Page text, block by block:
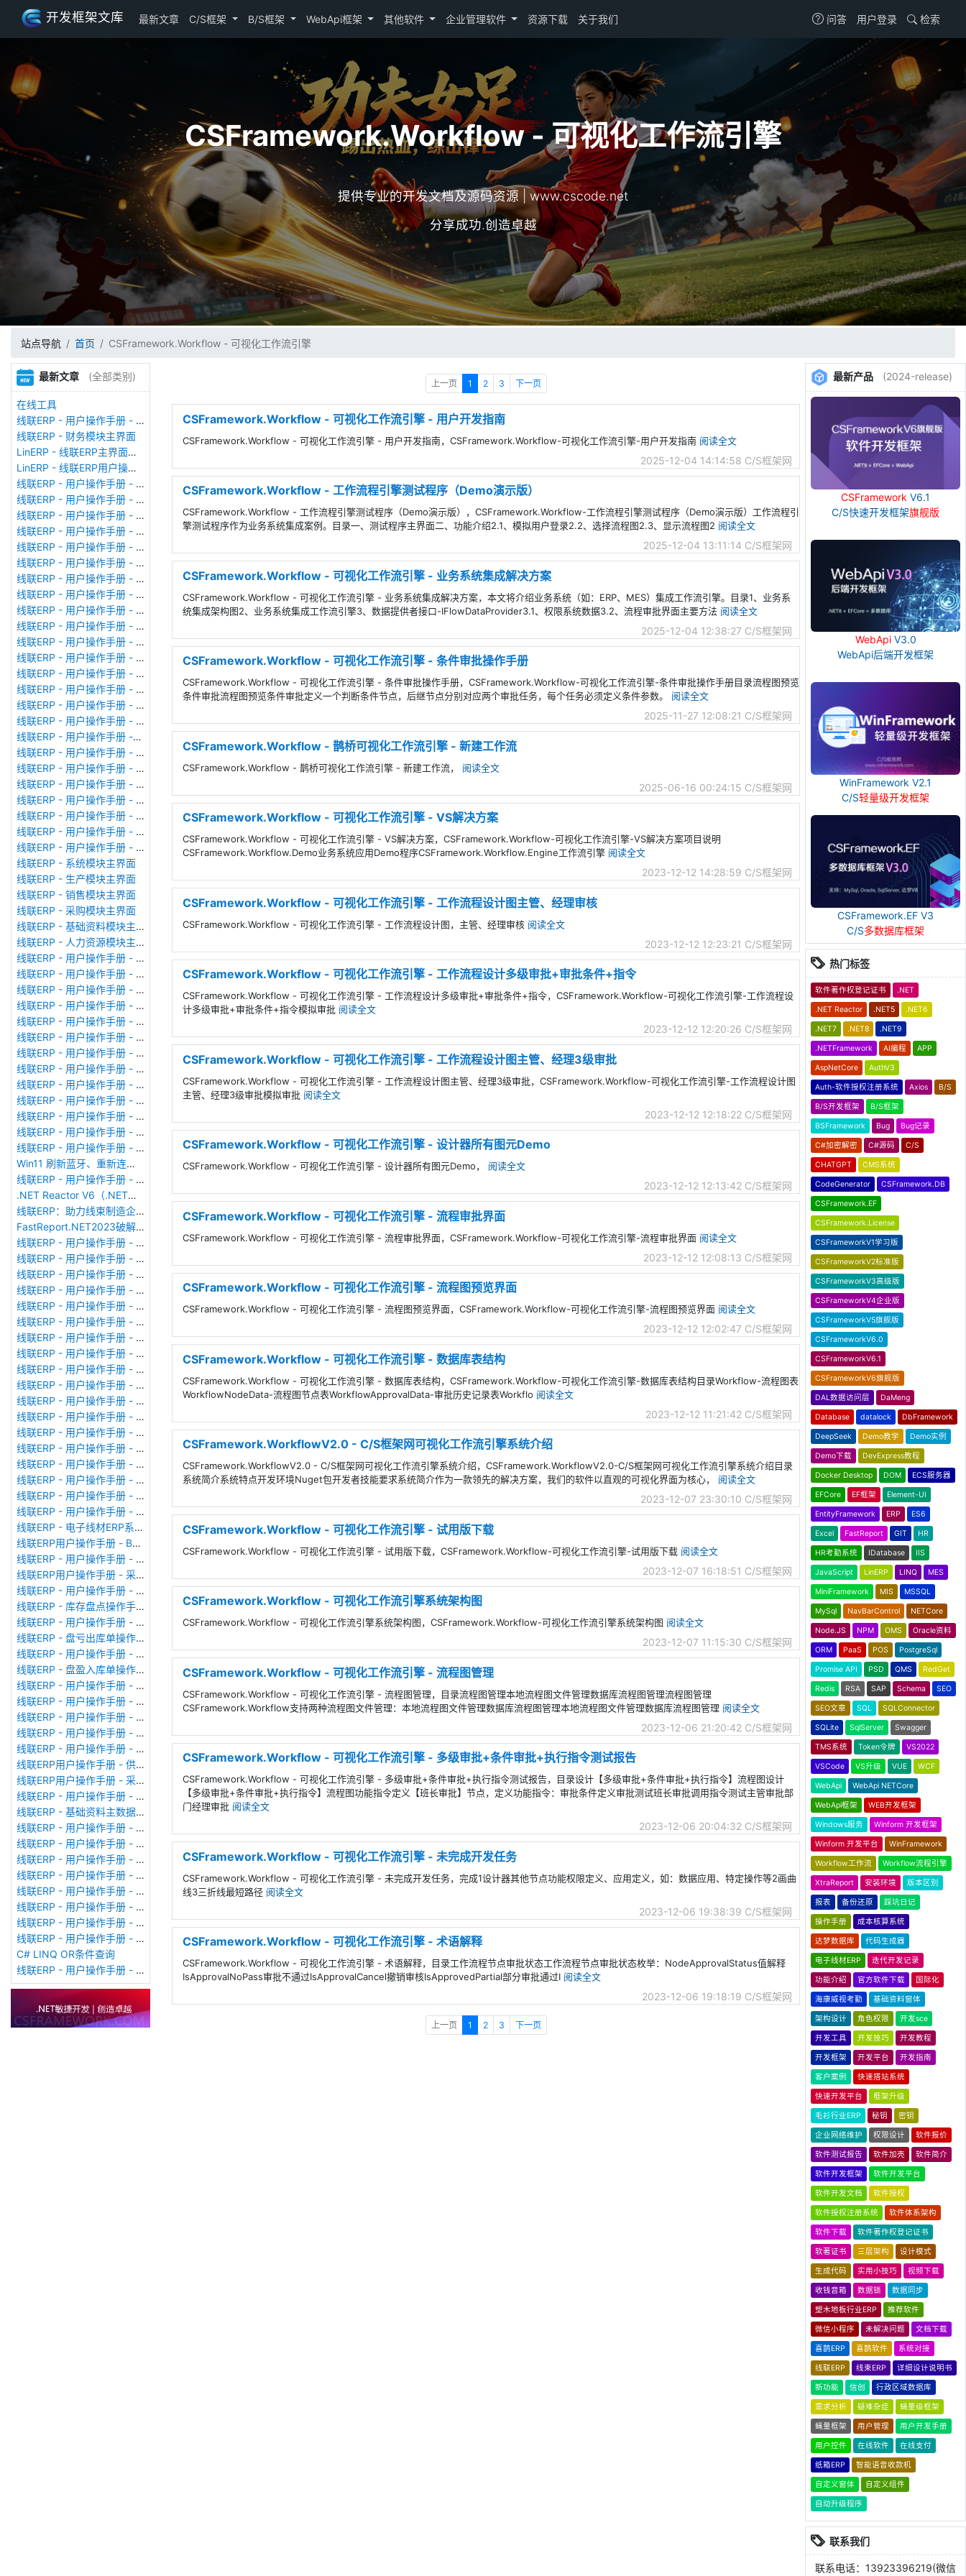
开发框架文库 最新文章 C/S框架 B/S框架 WebApi框架 其他软件 企业管理软件 资源下载 关于我们 问答 用户登录 检索
CSFramework.Workflow - 可视化工作流引擎
提供专业的开发文档及源码资源 | www.cscode.net
分享成功.创造卓越
站点导航 首页 CSFramework.Workflow - 可视化工作流引擎
最新文章 (全部类别)
在线工具
线联ERP - 用户操作手册 - 存货期初
线联ERP - 财务模块主界面
LinERP - 线联ERP主界面（HOME）
LinERP - 线联ERP用户操作手册 - 系统登陆
线联ERP - 用户操作手册 - 查看在线用户
线联ERP - 用户操作手册 - 数据备份
线联ERP - 用户操作手册 - 工厂管理
线联ERP - 用户操作手册 - 帐套管理
线联ERP - 用户操作手册 - 语种设置
线联ERP - 用户操作手册 - 国际化多语言
线联ERP - 用户操作手册 - 报表管理
线联ERP - 用户操作手册 - 字段名管理
线联ERP - 用户操作手册 - 模块管理
线联ERP - 用户操作手册 - 广播消息
线联ERP - 用户操作手册 - 审计日志
线联ERP - 用户操作手册 - 公司资料设置
线联ERP - 用户操作手册 - 系统参数设置
线联ERP - 用户操作手册 - 单据类型
线联ERP - 用户操作手册 - 号码规则
线联ERP - 用户操作手册 - 功能菜单
线联ERP - 用户操作手册 -分配临时角色
线联ERP - 用户操作手册 - 组织架构
线联ERP - 用户操作手册 - 用户管理
线联ERP - 用户操作手册 - 角色/岗位管理
线联ERP - 用户操作手册 - 暂估入库明细表
线联ERP - 用户操作手册 - 物料收发明细表
线联ERP - 用户操作手册 - 即时库存余额表
线联ERP - 用户操作手册 - 库存账龄分析表
线联ERP - 系统模块主界面
线联ERP - 生产模块主界面
线联ERP - 销售模块主界面
线联ERP - 采购模块主界面
线联ERP - 基础资料模块主界面
线联ERP - 人力资源模块主界面
线联ERP - 用户操作手册 - 个人考勤报表（横向）
线联ERP - 用户操作手册 - 部门考勤报表
线联ERP - 用户操作手册 - 个人考勤报表
线联ERP - 用户操作手册 - 考勤计算
线联ERP - 用户操作手册 - 节假日管理
线联ERP - 用户操作手册 - 请假管理
线联ERP - 用户操作手册 - 补卡管理
线联ERP - 用户操作手册 - 考勤设备管理
线联ERP - 用户操作手册 - 考勤参数配置
线联ERP - 用户操作手册 - 考勤设备绑定
线联ERP - 用户操作手册 - 员工档案
线联ERP - 用户操作手册 - 班次管理
线联ERP - 用户操作手册 - 排班管理
Win11 刷新蓝牙、重新连接蓝牙音响
线联ERP - 用户操作手册 - 成品入库单
.NET Reactor V6（.NET混淆器）加壳软件使用
线联ERP：助力线束制造企业迈向数智化新征程
FastReport.NET2023破解版去除水印DEMO VERSION (2025.1.14/2023.2.18版本)
线联ERP - 用户操作手册 - 系统初始化
线联ERP - 用户操作手册 - 财务科目
线联ERP - 用户操作手册 - 现金流量表
线联ERP - 用户操作手册 - 成本调整单
线联ERP - 用户操作手册 - 月结&结账
线联ERP - 用户操作手册 - 制作凭证
线联ERP - 用户操作手册 - 成本核算
线联ERP - 用户操作手册 - 往来核销单
线联ERP - 用户操作手册 - 采购发票
线联ERP - 用户操作手册 - 应收单据
线联ERP - 用户操作手册 - 供应商对账单
线联ERP - 用户操作手册 - 往来付款单
线联ERP - 用户操作手册 - 往来收款单
线联ERP - 用户操作手册 - 客户对账单
线联ERP - 用户操作手册 - 销售发票
线联ERP - 用户操作手册 - 应付单据
线联ERP - 用户操作手册 - 应付期初
线联ERP - 用户操作手册 - 应收期初
线联ERP - 电子线材ERP系统、线束ERP系统常用报表格式
线联ERP用户操作手册 - BOM管理
线联ERP - 用户操作手册 - 生产计划
线联ERP用户操作手册 - 采购申请单
线联ERP - 用户操作手册 - 仓库转换
线联ERP - 库存盘点操作手册
线联ERP - 用户操作手册 - 成品出库单
线联ERP - 盘亏出库单操作手册
线联ERP - 用户操作手册 - 其他出库单
线联ERP - 盘盈入库单操作手册
线联ERP - 用户操作手册 - 生产领料单
线联ERP - 用户操作手册 - 其他入库单
线联ERP - 用户操作手册 - 采购入库单
线联ERP - 用户操作手册 - 业务对账单（Sales Statement）
线联ERP - 用户操作手册 - 付款申请单
线联ERP用户操作手册 - 供应商价格表
线联ERP用户操作手册 - 采购订单
线联ERP - 用户操作手册 - 成本核算表
线联ERP - 基础资料主数据库列表
线联ERP - 用户操作手册 - 委外备料冲销单
线联ERP - 用户操作手册 - 委外加工单
线联ERP - 用户操作手册 - 生产备料单
线联ERP - 用户操作手册 - MRP计划统筹
线联ERP - 用户操作手册 - 报价单（Quotation Order）
线联ERP - 用户操作手册 - 形式发票（Proforma Invoice）
线联ERP - 用户操作手册 - 销售订单（Sales Order）
线联ERP - 用户操作手册 - 客户费用登记表
C# LINQ OR条件查询
线联ERP - 用户操作手册 - 客户价格表
上一页 1 2 3 下一页
CSFramework.Workflow - 可视化工作流引擎 - 用户开发指南
CSFramework.Workflow - 可视化工作流引擎 - 用户开发指南，CSFramework.Workflow-可视化工作流引擎-用户开发指南 阅读全文
2025-12-04 14:14:58 C/S框架网
CSFramework.Workflow - 工作流程引擎测试程序（Demo演示版）
CSFramework.Workflow - 工作流程引擎测试程序（Demo演示版），CSFramework.Workflow-工作流程引擎测试程序（Demo演示版）工作流程引
擎测试程序作为业务系统集成案例。目录一、测试程序主界面二、功能介绍2.1、模拟用户登录2.2、选择流程图2.3、显示流程图2 阅读全文
2025-12-04 13:11:14 C/S框架网
CSFramework.Workflow - 可视化工作流引擎 - 业务系统集成解决方案
CSFramework.Workflow - 可视化工作流引擎 - 业务系统集成解决方案，本文将介绍业务系统（如：ERP、MES）集成工作流引擎。目录1、业务系
统集成架构图2、业务系统集成工作流引擎3、数据提供者接口-IFlowDataProvider3.1、权限系统数据3.2、流程审批界面主要方法 阅读全文
2025-12-04 12:38:27 C/S框架网
CSFramework.Workflow - 可视化工作流引擎 - 条件审批操作手册
CSFramework.Workflow - 可视化工作流引擎 - 条件审批操作手册，CSFramework.Workflow-可视化工作流引擎-条件审批操作手册目录流程图预览
条件审批流程图预览条件审批定义一个判断条件节点，后继节点分别对应两个审批任务，每个任务必须定义条件参数。 阅读全文
2025-11-27 12:08:21 C/S框架网
CSFramework.Workflow - 鹊桥可视化工作流引擎 - 新建工作流
CSFramework.Workflow - 鹊桥可视化工作流引擎 - 新建工作流， 阅读全文
2025-06-16 00:24:15 C/S框架网
CSFramework.Workflow - 可视化工作流引擎 - VS解决方案
CSFramework.Workflow - 可视化工作流引擎 - VS解决方案，CSFramework.Workflow-可视化工作流引擎-VS解决方案项目说明
CSFramework.Workflow.Demo业务系统应用Demo程序CSFramework.Workflow.Engine工作流引擎 阅读全文
2023-12-12 14:28:59 C/S框架网
CSFramework.Workflow - 可视化工作流引擎 - 工作流程设计图主管、经理审核
CSFramework.Workflow - 可视化工作流引擎 - 工作流程设计图，主管、经理审核 阅读全文
2023-12-12 12:23:21 C/S框架网
CSFramework.Workflow - 可视化工作流引擎 - 工作流程设计多级审批+审批条件+指令
CSFramework.Workflow - 可视化工作流引擎 - 工作流程设计多级审批+审批条件+指令，CSFramework.Workflow-可视化工作流引擎-工作流程设
计多级审批+审批条件+指令模拟审批 阅读全文
2023-12-12 12:20:26 C/S框架网
CSFramework.Workflow - 可视化工作流引擎 - 工作流程设计图主管、经理3级审批
CSFramework.Workflow - 可视化工作流引擎 - 工作流程设计图主管、经理3级审批，CSFramework.Workflow-可视化工作流引擎-工作流程设计图
主管、经理3级审批模拟审批 阅读全文
2023-12-12 12:18:22 C/S框架网
CSFramework.Workflow - 可视化工作流引擎 - 设计器所有图元Demo
CSFramework.Workflow - 可视化工作流引擎 - 设计器所有图元Demo， 阅读全文
2023-12-12 12:13:42 C/S框架网
CSFramework.Workflow - 可视化工作流引擎 - 流程审批界面
CSFramework.Workflow - 可视化工作流引擎 - 流程审批界面，CSFramework.Workflow-可视化工作流引擎-流程审批界面 阅读全文
2023-12-12 12:08:13 C/S框架网
CSFramework.Workflow - 可视化工作流引擎 - 流程图预览界面
CSFramework.Workflow - 可视化工作流引擎 - 流程图预览界面，CSFramework.Workflow-可视化工作流引擎-流程图预览界面 阅读全文
2023-12-12 12:02:47 C/S框架网
CSFramework.Workflow - 可视化工作流引擎 - 数据库表结构
CSFramework.Workflow - 可视化工作流引擎 - 数据库表结构，CSFramework.Workflow-可视化工作流引擎-数据库表结构目录Workflow-流程图表
WorkflowNodeData-流程图节点表WorkflowApprovalData-审批历史记录表Workflo 阅读全文
2023-12-12 11:21:42 C/S框架网
CSFramework.WorkflowV2.0 - C/S框架网可视化工作流引擎系统介绍
CSFramework.WorkflowV2.0 - C/S框架网可视化工作流引擎系统介绍，CSFramework.WorkflowV2.0-C/S框架网可视化工作流引擎系统介绍目录
系统简介系统特点开发环境Nuget包开发者技能要求系统简介作为一款领先的解决方案，我们的软件以直观的可视化界面为核心， 阅读全文
2023-12-07 23:30:10 C/S框架网
CSFramework.Workflow - 可视化工作流引擎 - 试用版下载
CSFramework.Workflow - 可视化工作流引擎 - 试用版下载，CSFramework.Workflow-可视化工作流引擎-试用版下载 阅读全文
2023-12-07 16:18:51 C/S框架网
CSFramework.Workflow - 可视化工作流引擎系统架构图
CSFramework.Workflow - 可视化工作流引擎系统架构图，CSFramework.Workflow-可视化工作流引擎系统架构图 阅读全文
2023-12-07 11:15:30 C/S框架网
CSFramework.Workflow - 可视化工作流引擎 - 流程图管理
CSFramework.Workflow - 可视化工作流引擎 - 流程图管理，目录流程图管理本地流程图文件管理数据库流程图管理流程图管理
CSFramework.Workflow支持两种流程图文件管理：本地流程图文件管理数据库流程图管理本地流程图文件管理数据库流程图管理 阅读全文
2023-12-06 21:20:42 C/S框架网
CSFramework.Workflow - 可视化工作流引擎 - 多级审批+条件审批+执行指令测试报告
CSFramework.Workflow - 可视化工作流引擎 - 多级审批+条件审批+执行指令测试报告，目录设计【多级审批+条件审批+执行指令】流程图设计
【多级审批+条件审批+执行指令】流程图功能指令定义【班长审批】节点，定义功能指令：审批条件定义审批测试班长审批调用指令测试主管审批部
门经理审批 阅读全文
2023-12-06 20:04:32 C/S框架网
CSFramework.Workflow - 可视化工作流引擎 - 未完成开发任务
CSFramework.Workflow - 可视化工作流引擎 - 未完成开发任务，完成1设计器其他节点功能权限定义、应用定义，如：数据应用、特定操作等2画曲
线3三折线最短路径 阅读全文
2023-12-06 19:38:39 C/S框架网
CSFramework.Workflow - 可视化工作流引擎 - 术语解释
CSFramework.Workflow - 可视化工作流引擎 - 术语解释，目录工作流程节点审批状态工作流程节点审批状态枚举：NodeApprovalStatus值解释
IsApprovalNoPass审批不通过IsApprovalCancel撤销审核IsApprovedPartial部分审批通过I 阅读全文
2023-12-06 19:18:19 C/S框架网
上一页 1 2 3 下一页
最新产品 (2024-release)
CSFramework V6.1
C/S快速开发框架旗舰版
WebApiV3.0
WebApi后端开发框架
WinFramework V2.1
C/S轻量级开发框架
CSFramework.EF V3
C/S多数据库框架
热门标签
软件著作权登记证书 .NET
.NET Reactor .NET5 .NET6
.NET7 .NET8 .NET9
.NETFramework AI编程 APP
AspNetCore AuthV3
Auth-软件授权注册系统 Axios B/S
B/S开发框架 B/S框架
BSFramework Bug Bug记录
C#加密解密 C#源码 C/S
CHATGPT CMS系统
CodeGenerator CSFramework.DB
CSFramework.EF
CSFramework.License
CSFrameworkV1学习版
CSFrameworkV2标准版
CSFrameworkV3高级版
CSFrameworkV4企业版
CSFrameworkV5旗舰版
CSFrameworkV6.0
CSFrameworkV6.1
CSFrameworkV6旗舰版
DAL数据访问层 DaMeng
Database datalock DbFramework
DeepSeek Demo教学 Demo实例
Demo下载 DevExpress教程
Docker Desktop DOM ECS服务器
EFCore EF框架 Element-UI
EntityFramework ERP ES6
Excel FastReport GIT HR
HR考勤系统 IDatabase IIS
JavaScript LinERP LINQ MES
MiniFramework MIS MSSQL
MySql NavBarControl NETCore
Node.JS NPM OMS Oracle资料
ORM PaaS POS PostgreSql
Promise API PSD QMS RedGet
Redis RSA SAP Schema SEO
SEO文章 SQL SQLConnector
SQLite SqlServer Swagger
TMS系统 Token令牌 VS2022
VSCode VS升级 VUE WCF
WebApi WebApi NETCore
WebApi框架 WEB开发框架
Windows服务 Winform 开发框架
Winform 开发平台 WinFramework
Workflow工作流 Workflow流程引擎
XtraReport 安装环境 版本区别
报表 备份还原 踩坑日记
操作手册 成本核算系统
达梦数据库 代码生成器
电子线材ERP 迭代开发记录
功能介绍 官方软件下载 国际化
海康威视考勤 基础资料窗体
架构设计 角色权限 开发sce
开发工具 开发技巧 开发教程
开发框架 开发平台 开发指南
客户案例 快速搭站系统
快速开发平台 框架升级
毛衫行业ERP 秘钥 密钥
企业网络维护 权限设计 软件报价
软件测试报告 软件加壳 软件简介
软件开发框架 软件开发平台
软件开发文档 软件授权
软件授权注册系统 软件体系架构
软件下载 软件著作权登记证书
软著证书 三层架构 设计模式
生成代码 实用小技巧 视频下载
收钱音箱 数据锁 数据同步
塑木地板行业ERP 推荐软件
微信小程序 未解决问题 文档下载
喜鹊ERP 喜鹊软件 系统对接
线联ERP 线束ERP 详细设计说明书
新功能 信创 行政区域数据库
需求分析 疑难杂症 蝇量级框架
蝇量框架 用户管理 用户开发手册
用户控件 在线软件 在线支付
纸箱ERP 智能语音收款机
自定义窗体 自定义组件
自动升级程序
联系我们
联系电话：13923396219(微信